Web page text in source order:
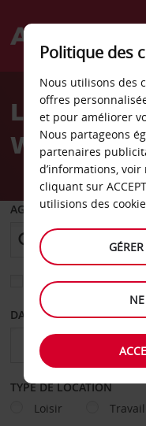
Welcome
AvisLocation
Wichita
AGENCE DE DÉPART
Sélectionnez une
DATE DE DÉPART
TYPE DE LOCATION
Loisir
Travail
Politique des
Nous utilisons des
offres
et pour améliorer
Nous partageons
partenaires
d’informations, voir
cliquant sur
utilisions des